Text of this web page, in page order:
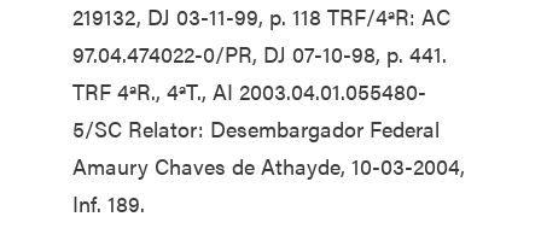
219132, DJ 03-11-99, p. 118 TRF/4ªR: AC
97.04.474022-0/PR, DJ 07-10-98, p. 441.
TRF 4ªR., 4ªT., AI 2003.04.01.055480-
5/SC Relator: Desembargador Federal
Amaury Chaves de Athayde, 10-03-2004,
Inf. 189.